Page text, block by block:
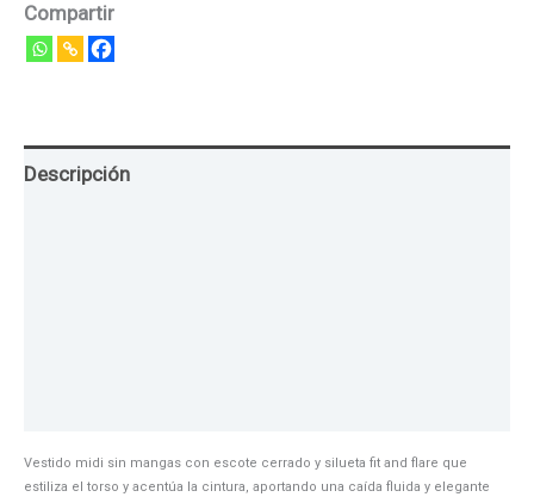
Compartir
Descripción
Vestido midi sin mangas con escote cerrado y silueta fit and flare que
estiliza el torso y acentúa la cintura, aportando una caída fluida y elegante